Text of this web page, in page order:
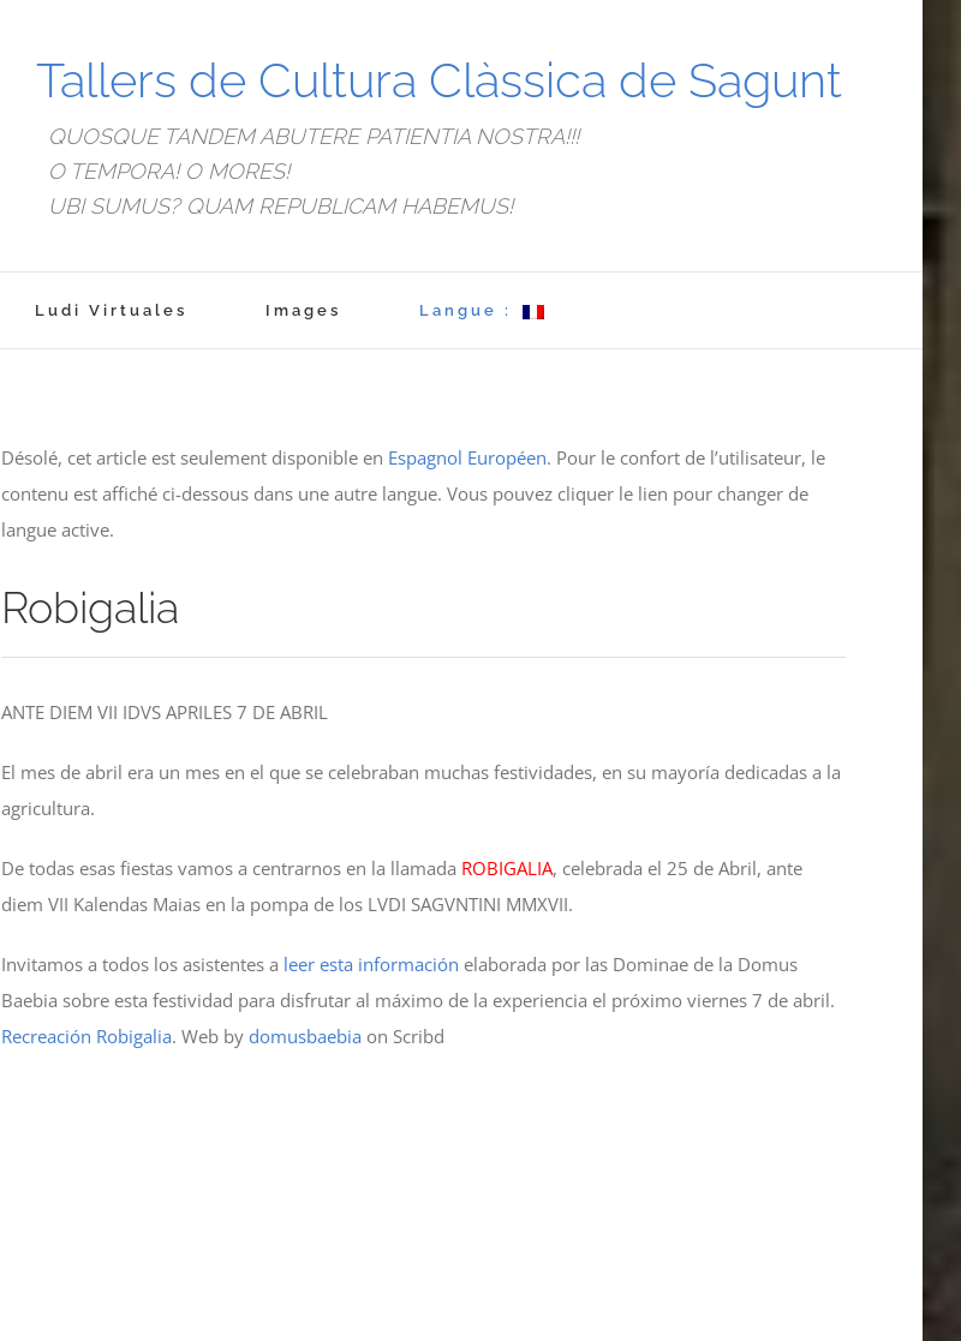
Tallers de Cultura Clàssica de Sagunt
QUOSQUE TANDEM ABUTERE PATIENTIA NOSTRA!!!
O TEMPORA! O MORES!
UBI SUMUS? QUAM REPUBLICAM HABEMUS!
Ludi Virtuales Images Langue :
Désolé, cet article est seulement disponible en Espagnol Européen. Pour le confort de l’utilisateur, le
contenu est affiché ci-dessous dans une autre langue. Vous pouvez cliquer le lien pour changer de
langue active.
Robigalia
ANTE DIEM VII IDVS APRILES 7 DE ABRIL
El mes de abril era un mes en el que se celebraban muchas festividades, en su mayoría dedicadas a la
agricultura.
De todas esas fiestas vamos a centrarnos en la llamada ROBIGALIA, celebrada el 25 de Abril, ante
diem VII Kalendas Maias en la pompa de los LVDI SAGVNTINI MMXVII.
Invitamos a todos los asistentes a leer esta información elaborada por las Dominae de la Domus
Baebia sobre esta festividad para disfrutar al máximo de la experiencia el próximo viernes 7 de abril.
Recreación Robigalia. Web by domusbaebia on Scribd